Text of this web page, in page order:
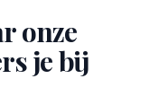
onze
je bij